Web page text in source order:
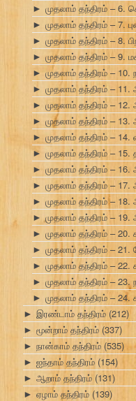
► முதலாம் தந்திரம் –
► முதலாம் தந்திரம் – 7.
► முதலாம் தந்திரம் – 8.
► முதலாம் தந்திரம் – 9.
► முதலாம் தந்திரம் – 10.
► முதலாம் தந்திரம் – 11.
► முதலாம் தந்திரம் –
► முதலாம் தந்திரம் – 13.
► முதலாம் தந்திரம் – 14.
► முதலாம் தந்திரம் – 15.
► முதலாம் தந்திரம் –
► முதலாம் தந்திரம் –
► முதலாம் தந்திரம் –
► முதலாம் தந்திரம் –
► முதலாம் தந்திரம் – 20.
► முதலாம் தந்திரம் –
► முதலாம் தந்திரம் –
► முதலாம் தந்திரம் – 23.
► முதலாம் தந்திரம் –
► இரண்டாம் தந்திரம் (212)
► மூன்றாம் தந்திரம் (337)
► நான்காம் தந்திரம் (535)
► ஐந்தாம் தந்திரம் (154)
► ஆறாம் தந்திரம் (131)
► ஏழாம் தந்திரம் (139)